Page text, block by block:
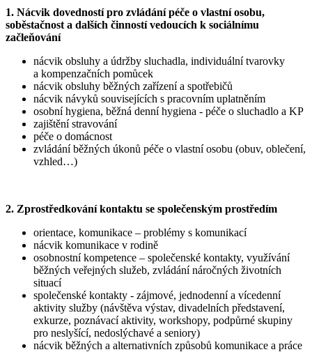
1. Nácvik dovedností pro zvládání péče o vlastní osobu,
soběstačnost a dalších činností vedoucích k sociálnímu
začleňování
nácvik obsluhy a údržby sluchadla, individuální tvarovky
a kompenzačních pomůcek
nácvik obsluhy běžných zařízení a spotřebičů
nácvik návyků souvisejících s pracovním uplatněním
osobní hygiena, běžná denní hygiena - péče o sluchadlo a KP
zajištění stravování
péče o domácnost
zvládání běžných úkonů péče o vlastní osobu (obuv, oblečení,
vzhled…)
2. Zprostředkování kontaktu se společenským prostředím
orientace, komunikace – problémy s komunikací
nácvik komunikace v rodině
osobnostní kompetence – společenské kontakty, využívání
běžných veřejných služeb, zvládání náročných životních
situací
společenské kontakty - zájmové, jednodenní a vícedenní
aktivity služby (návštěva výstav, divadelních představení,
exkurze, poznávací aktivity, workshopy, podpůrné skupiny
pro neslyšící, nedoslýchavé a seniory)
nácvik běžných a alternativních způsobů komunikace a práce